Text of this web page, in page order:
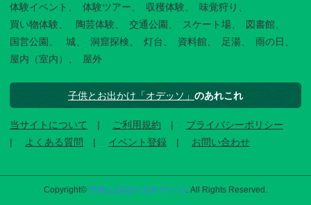
体験イベント
体験ツアー 収穫体験
味覚狩り
買い物体験
陶芸体験 交通公園 スケート場
図書館
国営公園
城 洞窟探検 灯台 資料館 足湯
雨の日
屋内（室内）
屋外
子供とお出かけ「オデッソ」 のあれこれ
当サイトについて ご利用規約
プライバシーポリシー
よくある質問
イベント登録 お問い合わせ
Copyright© 子供とお出かけ[オデッソ] . All Rights Reserved.